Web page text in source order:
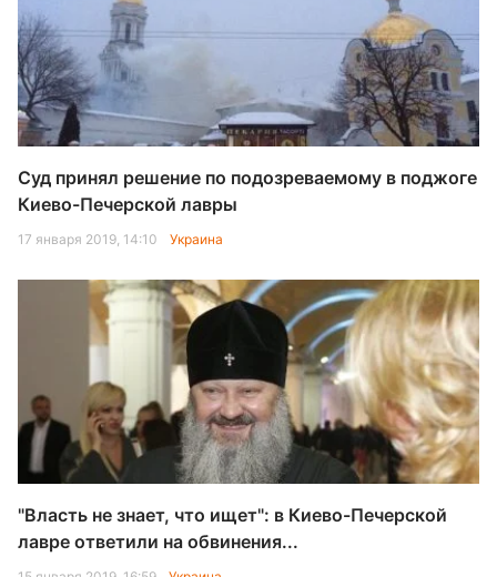
Суд принял решение по подозреваемому в поджоге
Киево-Печерской лавры
17 января 2019, 14:10 Украина
"Власть не знает, что ищет": в Киево-Печерской
лавре ответили на обвинения...